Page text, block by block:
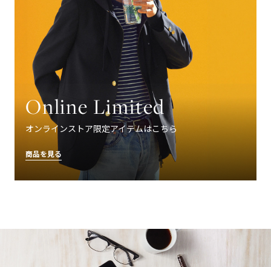
Online Limited
オンラインストア限定アイテムはこちら
商品を見る